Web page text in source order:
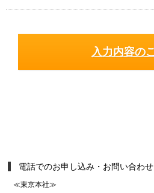
電話でのお申し込み・お問い合わせ
≪東京本社≫